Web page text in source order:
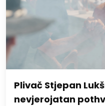
Plivač Stjepan
nevjerojatan